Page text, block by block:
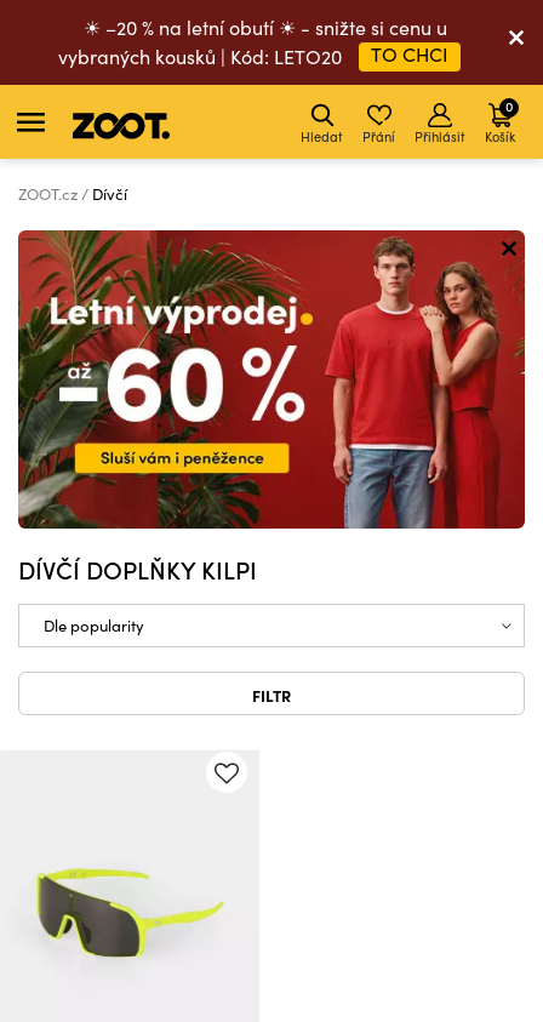
☀ –20 % na letní obutí ☀ - snižte si cenu u
vybraných kousků | Kód: LETO20
TO CHCI
Hledat Přání Přihlásit Košík
0
ZOOT.cz Dívčí
DÍVČÍ DOPLŇKY KILPI
FILTR